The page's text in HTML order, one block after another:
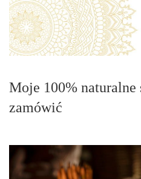
Moje 100% naturalne
zamówić